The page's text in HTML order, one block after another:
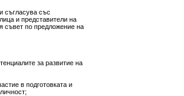
съгласува със
и представители на
съвет по предложение на
за развитие на
в подготовката и